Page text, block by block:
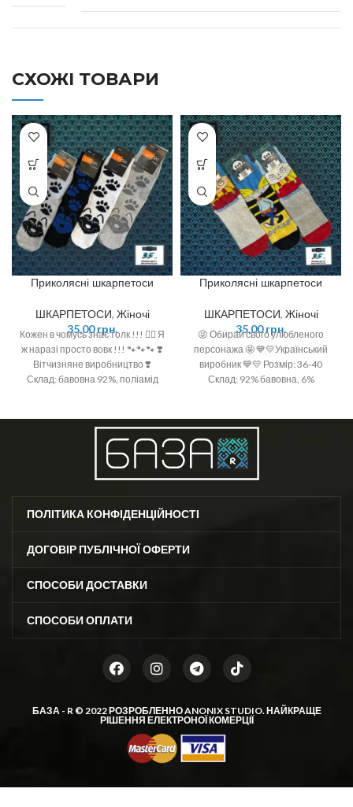
СХОЖІ ТОВАРИ
Приколясні шкарпетоси
ШКАРПЕТОСИ, Жіночі
35,00грн.
Кожен в чомусь знає толк !!! ☝🏻 Я
ж наразі просто вовк !!! 🐾🐾🐾 ❣️
Вітчизняне виробництво ❣️
Склад: бавовна 92%, поліамід
Приколясні шкарпетоси
ШКАРПЕТОСИ, Жіночі
35,00грн.
😜 Обирай свого улюбленого
персонажа 🤩 💙💛Український
виробник 💙💛 Розмір: 36-40
Склад: 92% бавовна, 6%
ПОЛІТИКА КОНФІДЕНЦІЙНОСТІ
ДОГОВІР ПУБЛІЧНОЇ ОФЕРТИ
СПОСОБИ ДОСТАВКИ
СПОСОБИ ОПЛАТИ
БАЗА - R © 2022 РОЗРОБЛЕННОANONIX STUDIO. НАЙКРАЩЕ
РІШЕННЯ ЕЛЕКТРОНОЇ КОМЕРЦІЇ